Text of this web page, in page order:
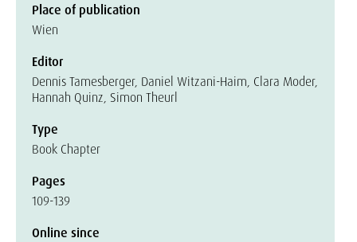
Place of publication
Wien
Editor
Dennis Tamesberger, Daniel Witzani-Haim, Clara Moder,
Hannah Quinz, Simon Theurl
Type
Book Chapter
Pages
109-139
Online since